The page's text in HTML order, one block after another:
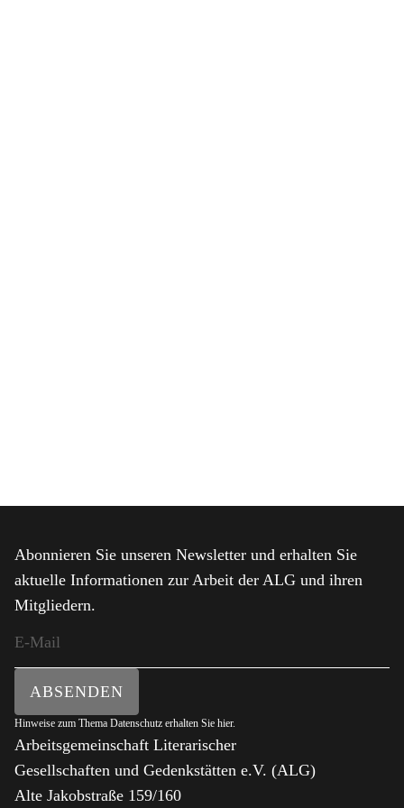
Abonnieren Sie unseren Newsletter und erhalten Sie
aktuelle Informationen zur Arbeit der ALG und ihren
Mitgliedern.
ABSENDEN
Hinweise zum Thema Datenschutz erhalten Sie hier.
Arbeitsgemeinschaft Literarischer
Gesellschaften und Gedenkstätten e.V. (ALG)
Alte Jakobstraße 159/160